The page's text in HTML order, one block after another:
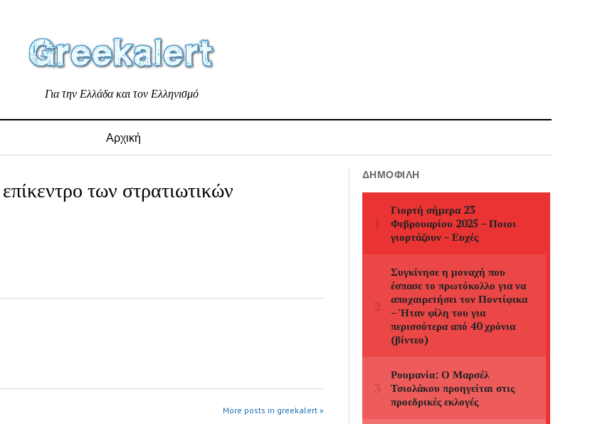
Για την Ελλάδα και τον Ελληνισμό
Αρχική
των στρατιωτικών
More posts in greekalert »
ΔΗΜΟΦΙΛΉ